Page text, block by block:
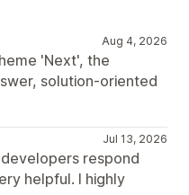
Aug 4, 2026
'Next', the
solution-oriented
Jul 13, 2026
respond
helpful. I highly